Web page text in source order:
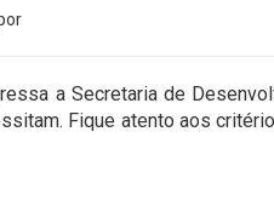
a Secretaria de
Fique atento aos